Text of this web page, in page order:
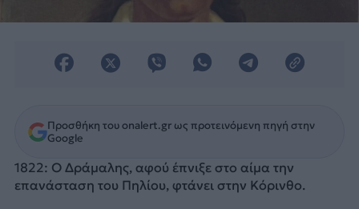
Προσθήκη του onalert.gr ως προτεινόμενη πηγή στην
Google
1822: O Δράμαλης, αφού έπνιξε στο αίμα την
επανάσταση του Πηλίου, φτάνει στην Κόρινθο.